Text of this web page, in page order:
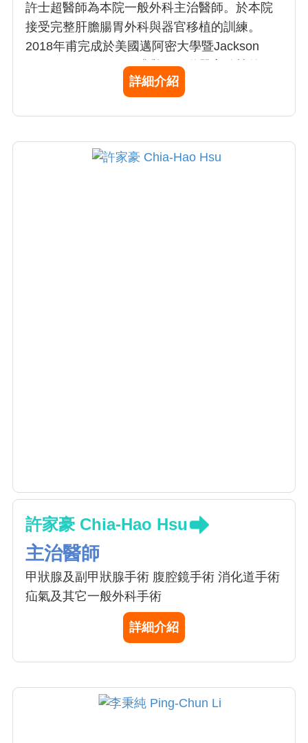
許士超醫師為本院一般外科主治醫師。於本院
接受完整肝膽腸胃外科與器官移植的訓練。
2018年甫完成於美國邁阿密大學暨Jackson
Memorial Hopsital肝臟與腸胃道器官移植的研
究醫師訓練，主要研究項目為短腸症與腸胃道
專長為肝膽腸胃手術，腹腔微創手術與腸胃道
詳細介紹
許家豪 Chia-Hao Hsu
主治醫師
甲狀腺及副甲狀腺手術 腹腔鏡手術 消化道手術
疝氣及其它一般外科手術
詳細介紹